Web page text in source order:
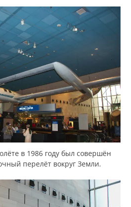
в 1986 году был совершён
перелёт вокруг Земли.